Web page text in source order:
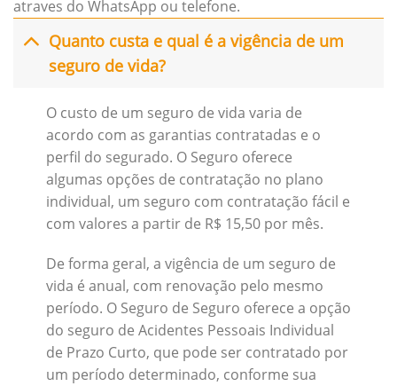
atraves do WhatsApp ou telefone.
Quanto custa e qual é a vigência de um
seguro de vida?
O custo de um seguro de vida varia de
acordo com as garantias contratadas e o
perfil do segurado. O Seguro oferece
algumas opções de contratação no plano
individual, um seguro com contratação fácil e
com valores a partir de R$ 15,50 por mês.
De forma geral, a vigência de um seguro de
vida é anual, com renovação pelo mesmo
período. O Seguro de Seguro oferece a opção
do seguro de Acidentes Pessoais Individual
de Prazo Curto, que pode ser contratado por
um período determinado, conforme sua